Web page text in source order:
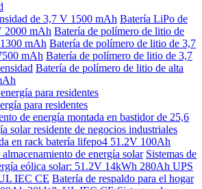
de 3,7 V 1500 mAh Batería LiPo de
2000 mAh Batería de polímero de litio de
mAh Batería de polímero de litio de 3,7
mAh Batería de polímero de litio de 3,7
Batería de polímero de litio de alta
para residentes
de energía montada en bastidor de 25,6
solar residente de negocios industriales
en rack batería lifepo4 51.2V 100Ah
de energía solar Sistemas de
eólica solar: 51.2V 14kWh 280Ah UPS
IEC CE Batería de respaldo para el hogar